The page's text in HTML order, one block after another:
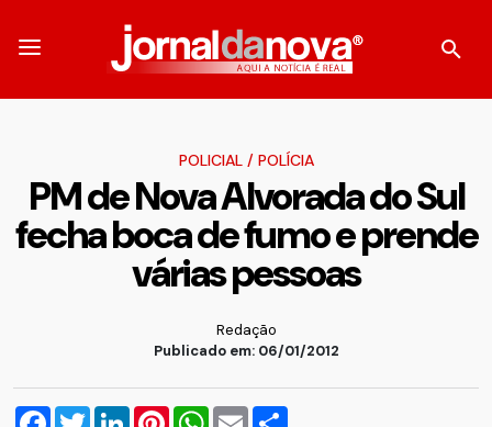
POLICIAL/ POLÍCIA
PM de Nova Alvorada do Sul
fecha boca de fumo e prende
várias pessoas
Redação
Publicado em: 06/01/2012
Facebook
TwitterLinkedInPinterestWhatsApp
Email